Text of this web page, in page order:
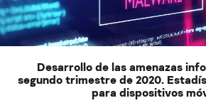
Desarrollo de las amenazas
segundo trimestre de 2020.
para dispositivos